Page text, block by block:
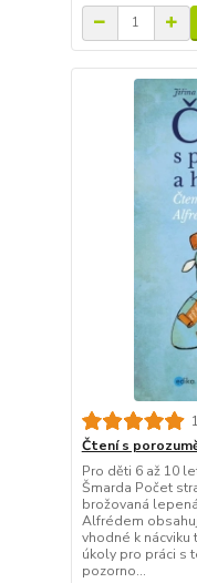
Čtení s
Pro děti 6 až 10
Šmarda Počet
brožovaná
Alfrédem
vhodné k nácviku
úkoly pro práci s
pozorno...